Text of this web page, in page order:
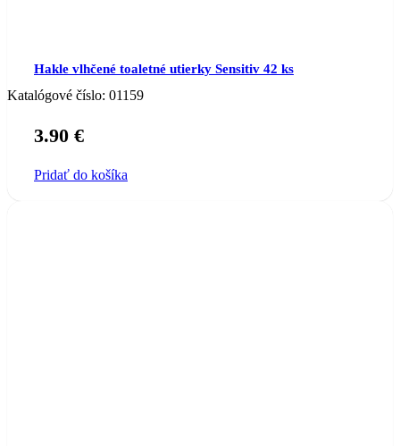
Hakle vlhčené toaletné utierky Sensitiv 42 ks
Katalógové číslo: 01159
3.90 €
Pridať do košíka